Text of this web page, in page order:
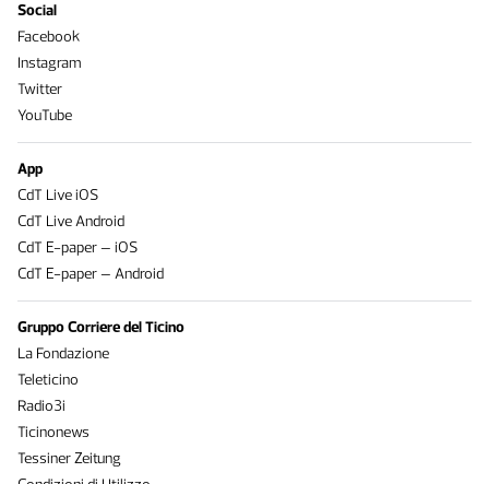
Social
Facebook
Instagram
Twitter
YouTube
App
CdT Live iOS
CdT Live Android
CdT E-paper – iOS
CdT E-paper – Android
Gruppo Corriere del Ticino
La Fondazione
Teleticino
Radio3i
Ticinonews
Tessiner Zeitung